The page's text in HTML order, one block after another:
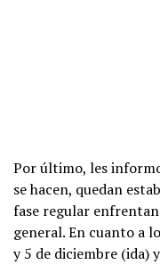
Por último, les
se hacen, quedan
fase regular
general. En cuanto a
y 5 de diciembre (ida)